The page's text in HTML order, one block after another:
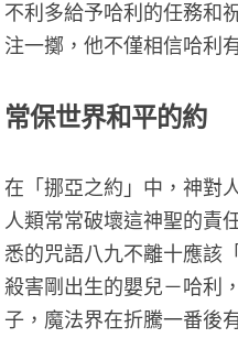
不利多給予
注一擲，他
常保世界
在「挪亞之
人類常常破
悉的咒語八
殺害剛出生
子，魔法界